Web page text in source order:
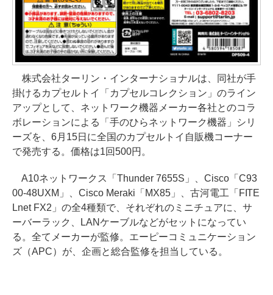
株式会社ターリン・インターナショナルは、同社が手
掛けるカプセルトイ「カプセルコレクション」のライン
アップとして、ネットワーク機器メーカー各社とのコラ
ボレーションによる「手のひらネットワーク機器」シリ
ーズを、6月15日に全国のカプセルトイ自販機コーナー
で発売する。価格は1回500円。
A10ネットワークス「Thunder 7655S」、Cisco「C93
00-48UXM」、Cisco Meraki「MX85」、古河電工「FITE
Lnet FX2」の全4種類で、それぞれのミニチュアに、サ
ーバーラック、LANケーブルなどがセットになってい
る。全てメーカーが監修。エーピーコミュニケーション
ズ（APC）が、企画と総合監修を担当している。